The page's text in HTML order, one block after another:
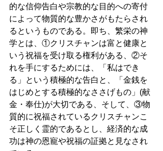
的な信仰告白や宗教的な目的への寄付
によって物質的な豊かさがもたらされ
るというものである。即ち、繁栄の神
学とは、①クリスチャンは富と健康と
いう祝福を受け取る権利がある、②そ
れを手にするためには、「私はでき
る」という積極的な告白と、「金銭を
はじめとする積極的なささげもの」(献
金・奉仕)が大切である、そして、③物
質的に祝福されているクリスチャンこ
そ正しく霊的であるとし、経済的な成
功は神の恩寵や祝福の証拠と見なされ